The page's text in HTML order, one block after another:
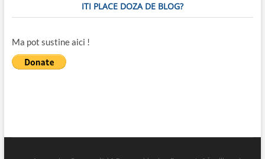
ITI PLACE DOZA DE BLOG?
Ma pot sustine aici !